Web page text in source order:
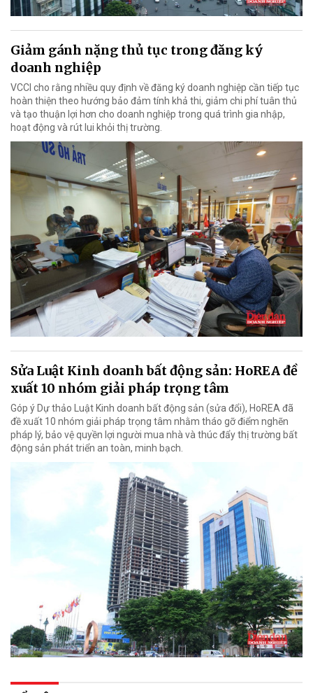
Giảm gánh nặng thủ tục trong đăng ký
doanh nghiệp
VCCI cho rằng nhiều quy định về đăng ký doanh nghiệp cần tiếp tục
hoàn thiện theo hướng bảo đảm tính khả thi, giảm chi phí tuân thủ
và tạo thuận lợi hơn cho doanh nghiệp trong quá trình gia nhập,
hoạt động và rút lui khỏi thị trường.
Sửa Luật Kinh doanh bất động sản: HoREA đề
xuất 10 nhóm giải pháp trọng tâm
Góp ý Dự thảo Luật Kinh doanh bất động sản (sửa đổi), HoREA đã
đề xuất 10 nhóm giải pháp trọng tâm nhằm tháo gỡ điểm nghẽn
pháp lý, bảo vệ quyền lợi người mua nhà và thúc đẩy thị trường bất
động sản phát triển an toàn, minh bạch.